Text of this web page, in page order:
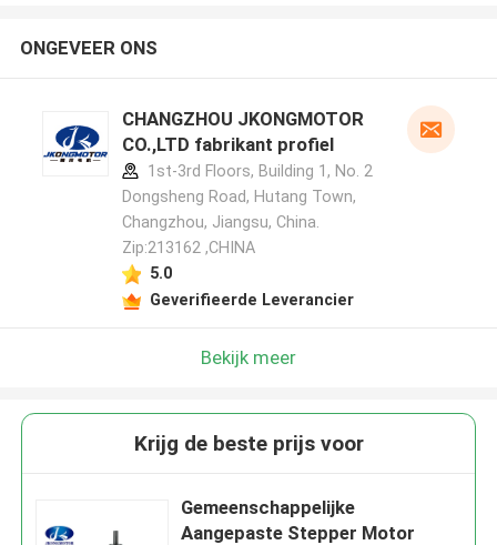
ONGEVEER ONS
CHANGZHOU JKONGMOTOR
CO.,LTD fabrikant profiel
1st-3rd Floors, Building 1, No. 2
Dongsheng Road, Hutang Town,
Changzhou, Jiangsu, China.
Zip:213162 ,CHINA
5.0
Geverifieerde Leverancier
Bekijk meer
Krijg de beste prijs voor
Gemeenschappelijke
Aangepaste Stepper Motor